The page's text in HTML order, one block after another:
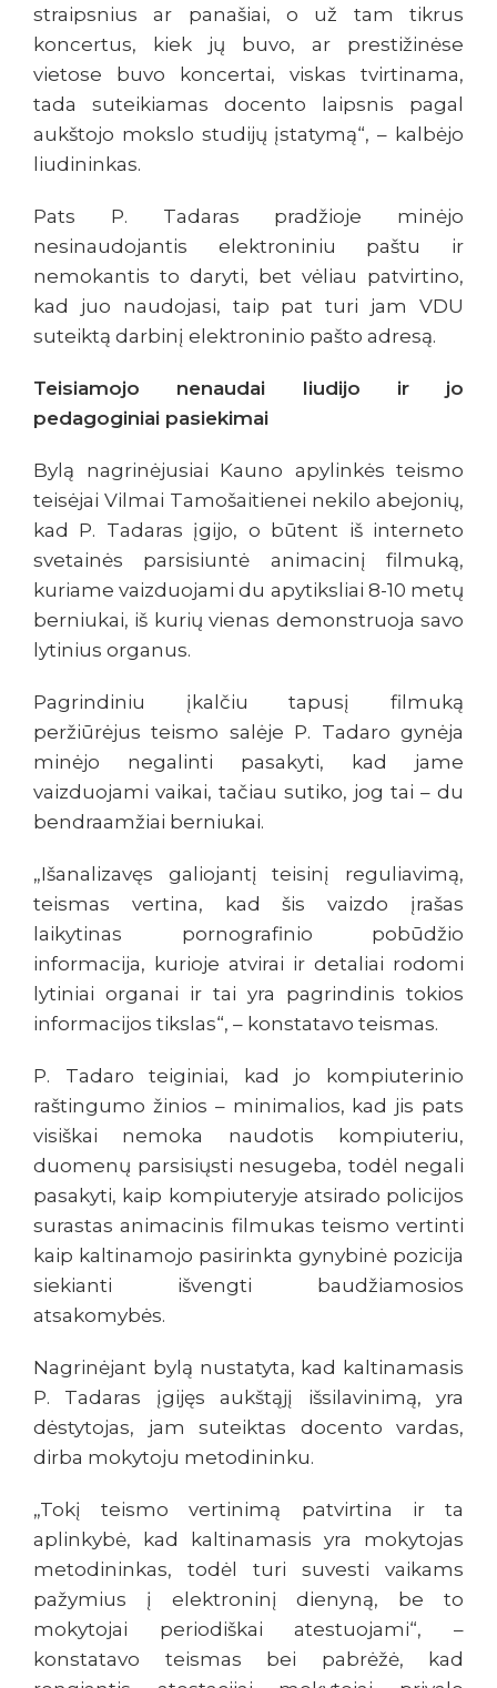
straipsnius ar panašiai, o už tam tikrus
koncertus, kiek jų buvo, ar prestižinėse
vietose buvo koncertai, viskas tvirtinama,
tada suteikiamas docento laipsnis pagal
aukštojo mokslo studijų įstatymą“, – kalbėjo
liudininkas.
Pats P. Tadaras pradžioje minėjo
nesinaudojantis elektroniniu paštu ir
nemokantis to daryti, bet vėliau patvirtino,
kad juo naudojasi, taip pat turi jam VDU
suteiktą darbinį elektroninio pašto adresą.
Teisiamojo nenaudai liudijo ir jo
pedagoginiai pasiekimai
Bylą nagrinėjusiai Kauno apylinkės teismo
teisėjai Vilmai Tamošaitienei nekilo abejonių,
kad P. Tadaras įgijo, o būtent iš interneto
svetainės parsisiuntė animacinį filmuką,
kuriame vaizduojami du apytiksliai 8-10 metų
berniukai, iš kurių vienas demonstruoja savo
lytinius organus.
Pagrindiniu įkalčiu tapusį filmuką
peržiūrėjus teismo salėje P. Tadaro gynėja
minėjo negalinti pasakyti, kad jame
vaizduojami vaikai, tačiau sutiko, jog tai – du
bendraamžiai berniukai.
„Išanalizavęs galiojantį teisinį reguliavimą,
teismas vertina, kad šis vaizdo įrašas
laikytinas pornografinio pobūdžio
informacija, kurioje atvirai ir detaliai rodomi
lytiniai organai ir tai yra pagrindinis tokios
informacijos tikslas“, – konstatavo teismas.
P. Tadaro teiginiai, kad jo kompiuterinio
raštingumo žinios – minimalios, kad jis pats
visiškai nemoka naudotis kompiuteriu,
duomenų parsisiųsti nesugeba, todėl negali
pasakyti, kaip kompiuteryje atsirado policijos
surastas animacinis filmukas teismo vertinti
kaip kaltinamojo pasirinkta gynybinė pozicija
siekianti išvengti baudžiamosios
atsakomybės.
Nagrinėjant bylą nustatyta, kad kaltinamasis
P. Tadaras įgijęs aukštąjį išsilavinimą, yra
dėstytojas, jam suteiktas docento vardas,
dirba mokytoju metodininku.
„Tokį teismo vertinimą patvirtina ir ta
aplinkybė, kad kaltinamasis yra mokytojas
metodininkas, todėl turi suvesti vaikams
pažymius į elektroninį dienyną, be to
mokytojai periodiškai atestuojami“, –
konstatavo teismas bei pabrėžė, kad